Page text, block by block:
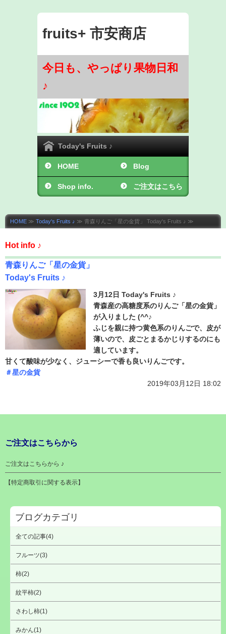
fruits+ 市安商店
今日も、やっぱり果物日和
♪
Today's Fruits ♪
HOME Blog
Shop info. ご注文はこちら
HOME ≫ Today's Fruits ♪ ≫ 青森りんご「星の金貨」 Today's Fruits ♪ ≫
Hot info ♪
青森りんご「星の金貨」
Today's Fruits ♪
3月12日 Today's Fruits ♪
青森産の高糖度系のりんご「星の金貨」
が入りました (^^♪
ふじを親に持つ黄色系のりんごで、皮が
薄いので、皮ごとまるかじりするのにも
適しています。
甘くて酸味が少なく、ジューシーで香も良いりんごです。
＃星の金貨
2019年03月12日 18:02
ご注文はこちらから
ご注文はこちらから ♪
【特定商取引に関する表示】
ブログカテゴリ
全ての記事(4)
フルーツ(3)
柿(2)
紋平柿(2)
さわし柿(1)
みかん(1)